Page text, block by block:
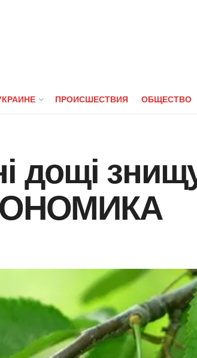
ПРОИСШЕСТВИЯ ОБЩЕСТВО
дощі